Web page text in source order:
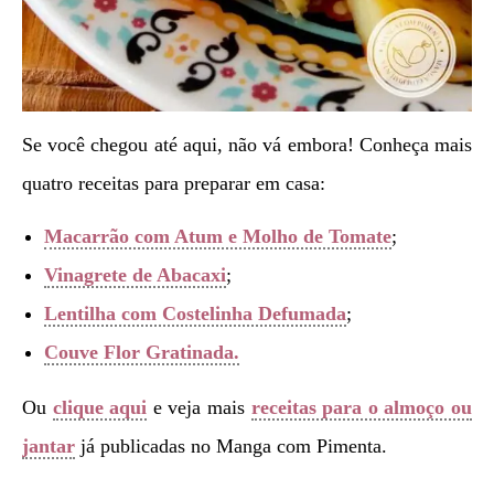
Se você chegou até aqui, não vá embora! Conheça mais
quatro receitas para preparar em casa:
Macarrão com Atum e Molho de Tomate;
Vinagrete de Abacaxi;
Lentilha com Costelinha Defumada;
Couve Flor Gratinada.
Ou clique aqui e veja mais receitas para o almoço ou
jantar já publicadas no Manga com Pimenta.